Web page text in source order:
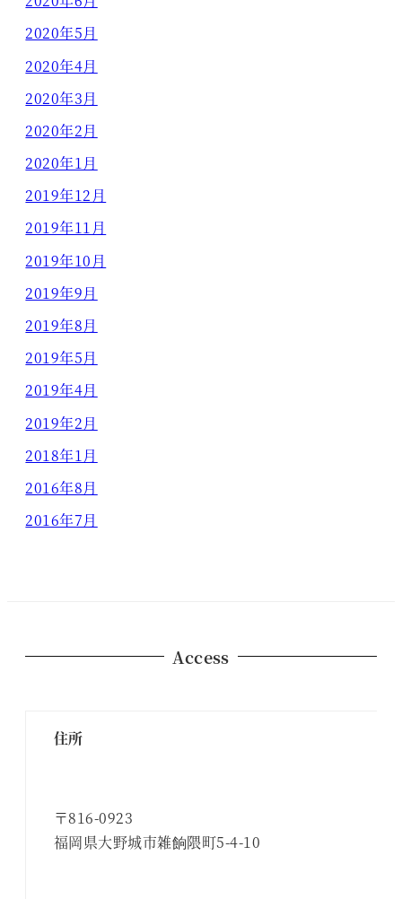
2020年5月
2020年4月
2020年3月
2020年2月
2020年1月
2019年12月
2019年11月
2019年10月
2019年9月
2019年8月
2019年5月
2019年4月
2019年2月
2018年1月
2016年8月
2016年7月
Access
住所
〒816-0923
福岡県大野城市雑餉隈町5-4-10